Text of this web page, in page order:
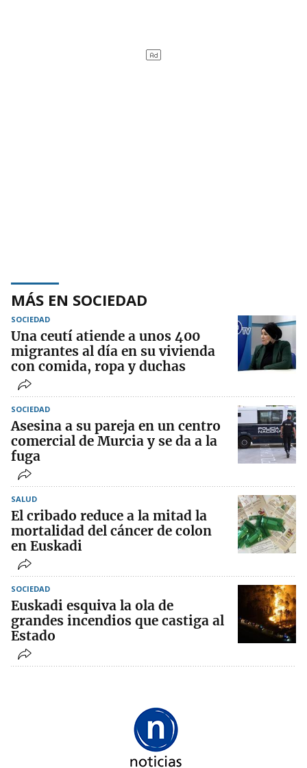
MÁS EN SOCIEDAD
SOCIEDAD
Una ceutí atiende a unos 400
migrantes al día en su vivienda
con comida, ropa y duchas
SOCIEDAD
Asesina a su pareja en un centro
comercial de Murcia y se da a la
fuga
SALUD
El cribado reduce a la mitad la
mortalidad del cáncer de colon
en Euskadi
SOCIEDAD
Euskadi esquiva la ola de
grandes incendios que castiga al
Estado